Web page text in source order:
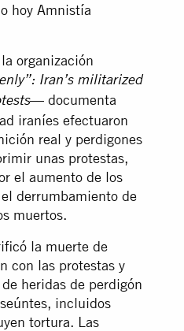
hoy Amnistía
organización
Iran’s militarized
— documenta
iraníes efectuaron
real y perdigones
unas protestas,
el aumento de los
derrumbamiento de
muertos.
la muerte de
con las protestas y
heridas de perdigón
incluidos
tortura. Las